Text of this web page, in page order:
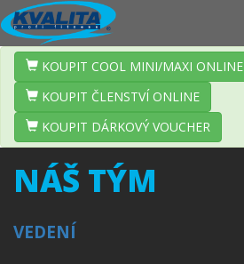
NÁŠ TÝM
VEDENÍ
KOUPIT COOL MINI/MAXI ONLINE
KOUPIT ČLENSTVÍ ONLINE
KOUPIT DÁRKOVÝ VOUCHER